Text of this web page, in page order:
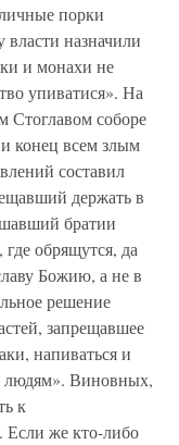
порки
назначили
и монахи не
упиватися». На
Стоглавом соборе
конец всем злым
составил
держать в
братии
обрящутся, да
Божию, а не в
решение
запрещавшее
напиваться и
людям». Виновных,
к
Если же кто-либо